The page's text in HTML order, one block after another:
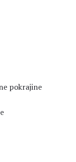
pokrajine